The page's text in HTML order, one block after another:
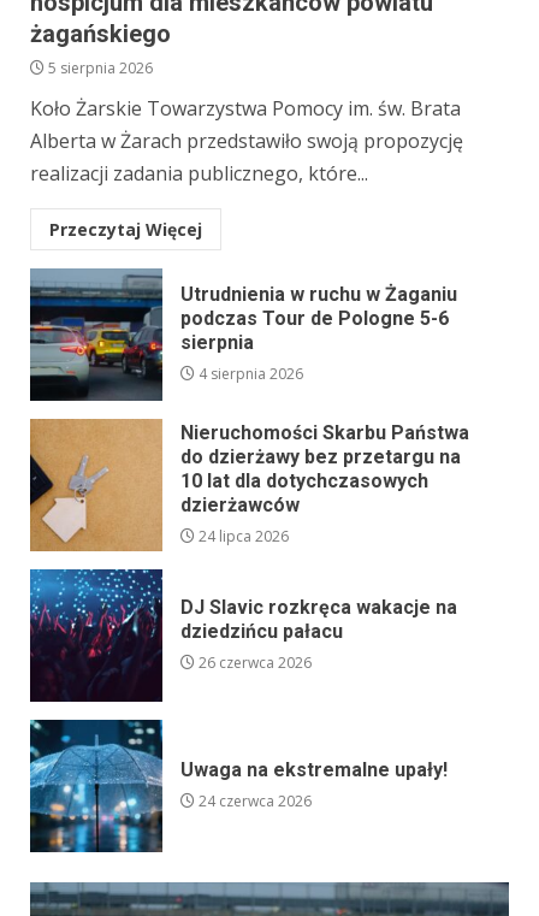
żagańskiego
5 sierpnia 2026
Koło Żarskie Towarzystwa Pomocy im. św. Brata
Alberta w Żarach przedstawiło swoją propozycję
realizacji zadania publicznego, które...
Przeczytaj Więcej
Utrudnienia w ruchu w Żaganiu
podczas Tour de Pologne 5-6
sierpnia
4 sierpnia 2026
Nieruchomości Skarbu Państwa
do dzierżawy bez przetargu na
10 lat dla dotychczasowych
dzierżawców
24 lipca 2026
DJ Slavic rozkręca wakacje na
dziedzińcu pałacu
26 czerwca 2026
Uwaga na ekstremalne upały!
24 czerwca 2026